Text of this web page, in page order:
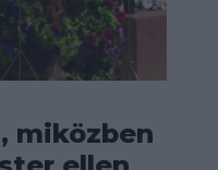
miközben